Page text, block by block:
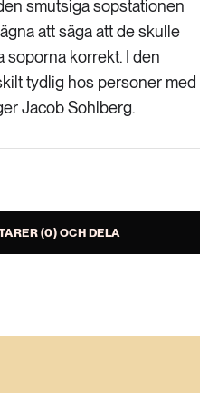
smutsiga sopstationen
att säga att de skulle
soporna korrekt. I den
tydlig hos personer med
Jacob Sohlberg.
(0) OCH DELA